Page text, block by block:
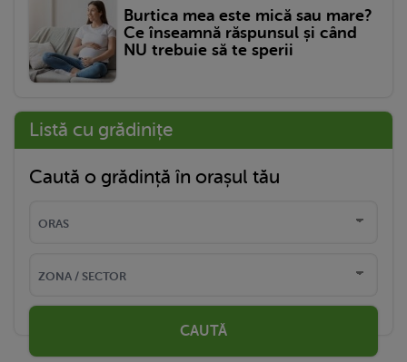
Burtica mea este mică sau mare?
Ce înseamnă răspunsul și când
NU trebuie să te sperii
Listă cu grădinițe
Caută o grădință în orașul tău
CAUTĂ